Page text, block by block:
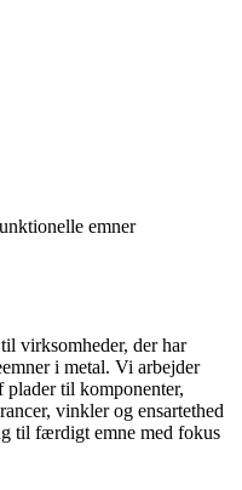
emner
virksomheder, der har
i metal. Vi arbejder
til komponenter,
vinkler og ensartethed
til færdigt emne med fokus